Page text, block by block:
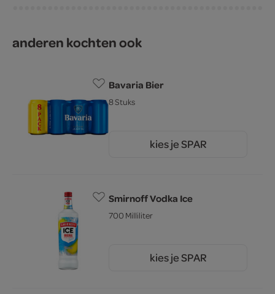
anderen kochten ook
Bavaria Bier
8 Stuks
kies je SPAR
Smirnoff Vodka Ice
700 Milliliter
kies je SPAR